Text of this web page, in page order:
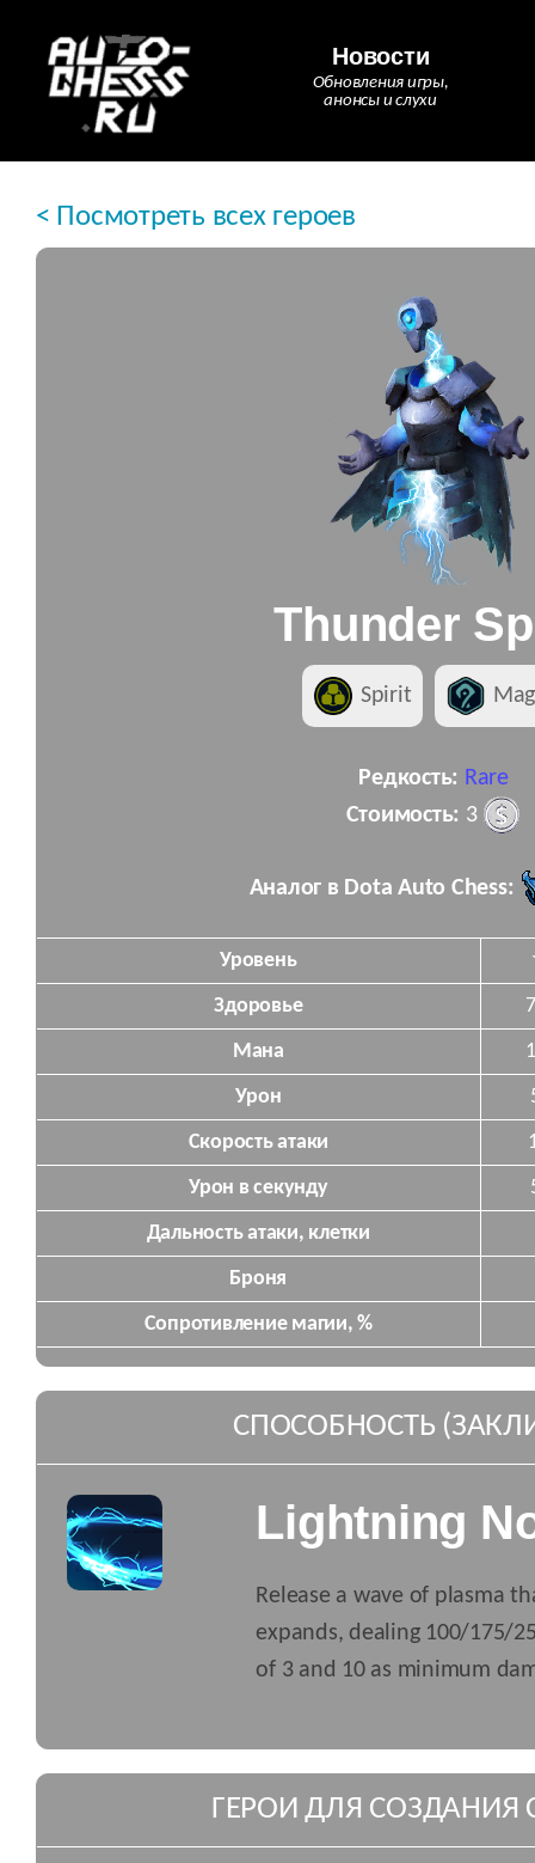
Новости
Обновления игры,
анонсы и слухи
< Посмотреть всех героев
Thunder
Spirit
Редкость: Rare
Стоимость: 3
Аналог в Dota Auto Chess:
Уровень
Здоровье
Мана
Урон
Скорость атаки
Урон в секунду
Дальность атаки, клетки
Броня
Сопротивление магии, %
СПОСОБНОСТЬ
Lightning
Release a wave of plasma
expands, dealing 100/175/
of 3 and 10 as minimum
ГЕРОИ ДЛЯ СОЗДАНИЯ